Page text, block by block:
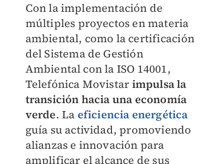
Con la implementación de
múltiples proyectos en materia
ambiental, como la certificación
del Sistema de Gestión
Ambiental con la ISO 14001,
Telefónica Movistar impulsa la
transición hacia una economía
verde. La eficiencia energética
guía su actividad, promoviendo
alianzas e innovación para
amplificar el alcance de sus